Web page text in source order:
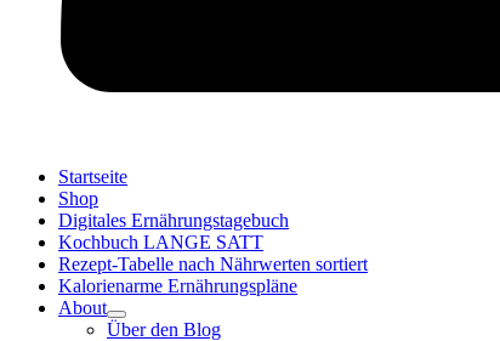
Startseite
Shop
Digitales Ernährungstagebuch
Kochbuch LANGE SATT
Rezept-Tabelle nach Nährwerten sortiert
Kalorienarme Ernährungspläne
About
Über den Blog